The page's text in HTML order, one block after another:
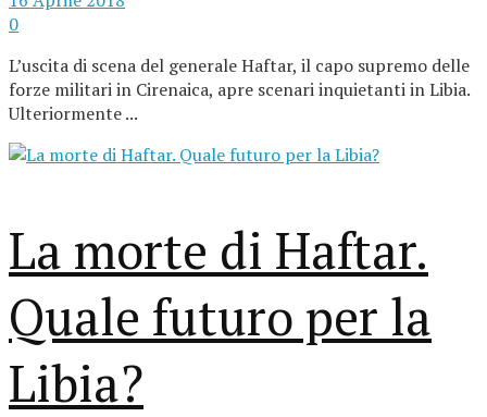
0
L’uscita di scena del generale Haftar, il capo supremo delle
forze militari in Cirenaica, apre scenari inquietanti in Libia.
Ulteriormente ...
La morte di Haftar.
Quale futuro per la
Libia?